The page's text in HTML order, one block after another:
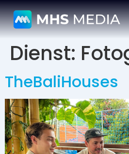
Dienst:
TheBaliHouses